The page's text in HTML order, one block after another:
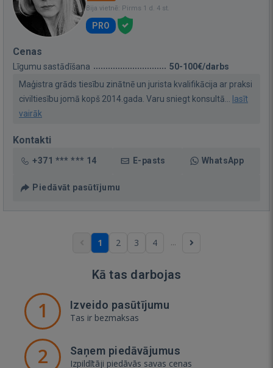
Bija vietnē: Pirms 1 d. 4 st.
PRO
Cenas
Līgumu sastādīšana
50-100€/darbs
Maģistra grāds tiesību zinātnē un jurista kvalifikācija ar praksi
civiltiesību jomā kopš 2014.gada. Varu sniegt konsultā... lasīt
vairāk
Kontakti
+371 *** *** 14 E-pasts WhatsApp
Piedāvāt pasūtījumu
1 2 3 4 ...
Kā tas darbojas
1 Izveido pasūtījumu
Tas ir bezmaksas
2 Saņem piedāvājumus
Izpildītāji piedāvās savas cenas